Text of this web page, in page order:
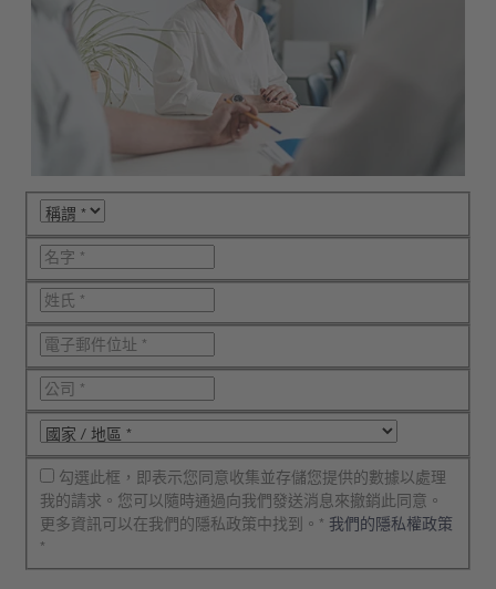
勾選此框，即表示您同意收集並存儲您提供的數據以處理
我的請求。您可以隨時通過向我們發送消息來撤銷此同意。
更多資訊可以在我們的隱私政策中找到。* 我們的隱私權政策
*